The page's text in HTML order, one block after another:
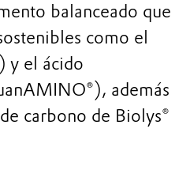
balanceado que
como el
y el ácido
además
carbono de Biolys®